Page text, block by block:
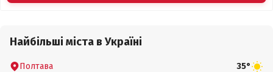
Найбільші міста в Україні
Полтава 35°